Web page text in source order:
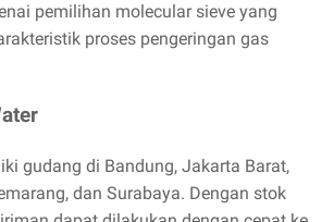
pemilihan molecular sieve yang
proses pengeringan gas
gudang di Bandung, Jakarta Barat,
dan Surabaya. Dengan stok